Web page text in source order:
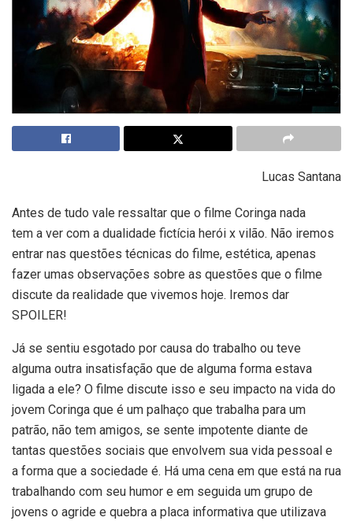
Lucas Santana
Antes de tudo vale ressaltar que o filme Coringa nada
tem a ver com a dualidade fictícia herói x vilão. Não iremos
entrar nas questões técnicas do filme, estética, apenas
fazer umas observações sobre as questões que o filme
discute da realidade que vivemos hoje. Iremos dar
SPOILER!
Já se sentiu esgotado por causa do trabalho ou teve
alguma outra insatisfação que de alguma forma estava
ligada a ele? O filme discute isso e seu impacto na vida do
jovem Coringa que é um palhaço que trabalha para um
patrão, não tem amigos, se sente impotente diante de
tantas questões sociais que envolvem sua vida pessoal e
a forma que a sociedade é. Há uma cena em que está na rua
trabalhando com seu humor e em seguida um grupo de
jovens o agride e quebra a placa informativa que utilizava